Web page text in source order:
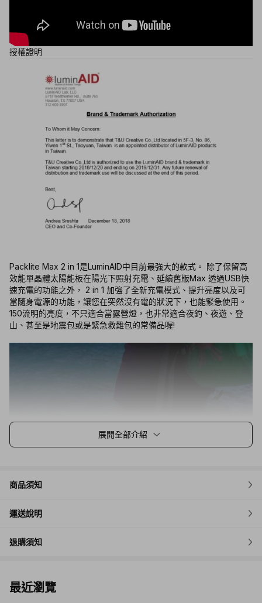
展開全部介紹
授權證明
Packlite Max 2 in 1是LuminAID中目前最強大的款式。 除了保留高
效能單晶體太陽能板在陽光下照射充電、延續舊版Max 透過USB快
速充電的功能之外， 2 in 1 加強了全新充電模式、提升亮度以及可
當隨身電源的功能，讓您在突然沒有電的狀況下，也能緊急使用。
150流明的亮度，不只適合當露營燈，也非常適合夜釣、夜遊、登
山、甚至是地震包或是緊急救難包的常備品喔!
商品須知
運送說明
退購須知
最近瀏覽